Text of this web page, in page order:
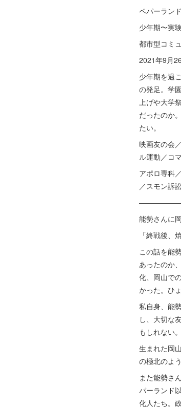
ペパーラン
少年期〜実
都市型コミ
2021年9月
少年期を過
の発足。学
上げや大学
だったのか
たい。
映画友の会
ル運動／コ
アポロ専科
／スモン訴
能勢さんに
「終戦後、
この話を能
あったのか
化、岡山で
かった。ひ
私自身、能
し、大切な
もしれない。
生まれた岡
の極北のよ
また能勢さ
パーランド
化人たち。